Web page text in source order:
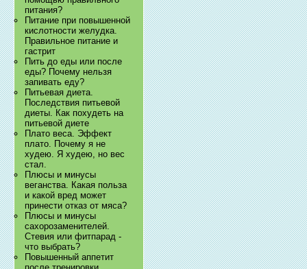
питания?
Питание при повышенной
кислотности желудка.
Правильное питание и
гастрит
Пить до еды или после
еды? Почему нельзя
запивать еду?
Питьевая диета.
Последствия питьевой
диеты. Как похудеть на
питьевой диете
Плато веса. Эффект
плато. Почему я не
худею. Я худею, но вес
стал.
Плюсы и минусы
веганства. Какая польза
и какой вред может
принести отказ от мяса?
Плюсы и минусы
сахорозаменителей.
Стевия или фитпарад -
что выбрать?
Повышенный аппетит